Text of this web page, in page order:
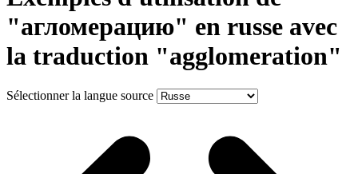
"агломерацию" en russe avec
la traduction "agglomeration"
Sélectionner la langue source